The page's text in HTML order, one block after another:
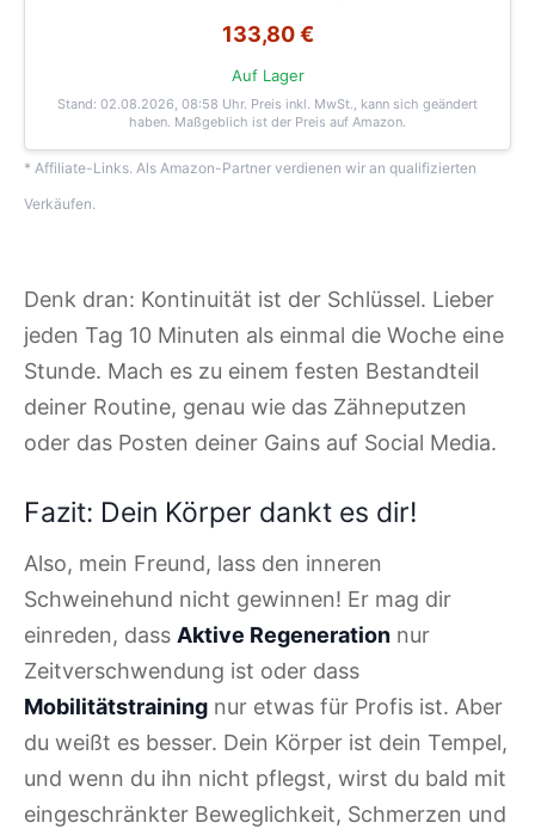
133,80 €
Auf Lager
Stand: 02.08.2026, 08:58 Uhr. Preis inkl. MwSt., kann sich geändert
haben. Maßgeblich ist der Preis auf Amazon.
* Affiliate-Links. Als Amazon-Partner verdienen wir an qualifizierten
Verkäufen.
Denk dran: Kontinuität ist der Schlüssel. Lieber
jeden Tag 10 Minuten als einmal die Woche eine
Stunde. Mach es zu einem festen Bestandteil
deiner Routine, genau wie das Zähneputzen
oder das Posten deiner Gains auf Social Media.
Fazit: Dein Körper dankt es dir!
Also, mein Freund, lass den inneren
Schweinehund nicht gewinnen! Er mag dir
einreden, dass Aktive Regeneration nur
Zeitverschwendung ist oder dass
Mobilitätstraining nur etwas für Profis ist. Aber
du weißt es besser. Dein Körper ist dein Tempel,
und wenn du ihn nicht pflegst, wirst du bald mit
eingeschränkter Beweglichkeit, Schmerzen und